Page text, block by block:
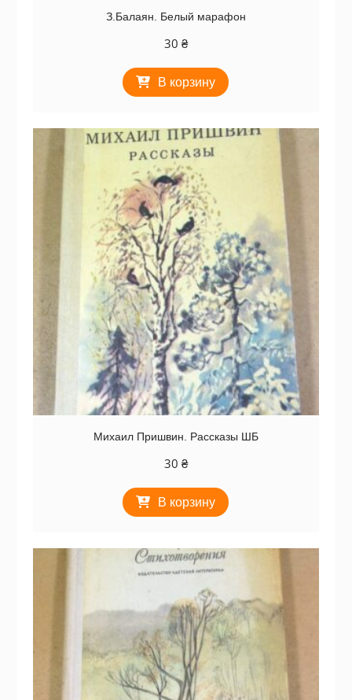
З.Балаян. Белый марафон
30 ₴
В корзину
Михаил Пришвин. Рассказы ШБ
30 ₴
В корзину